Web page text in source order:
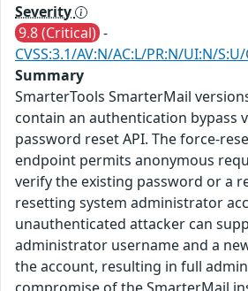
Severity
9.8 (Critical) -
CVSS:3.1/AV:N/AC:L/PR:N/UI:N/
Summary
SmarterTools SmarterMail
contain an authentication bypass
password reset API. The force-
endpoint permits anonymous
verify the existing password or a
resetting system administrator
unauthenticated attacker can
administrator username and a
the account, resulting in full
compromise of the SmarterMail